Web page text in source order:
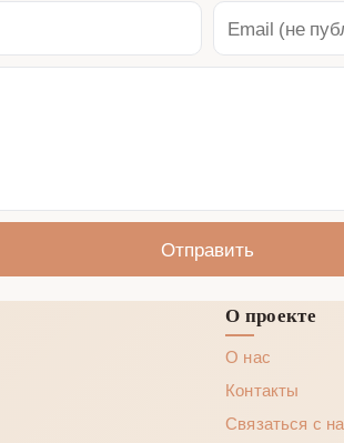
Отправить
О проекте
О нас
Контакты
Связаться с